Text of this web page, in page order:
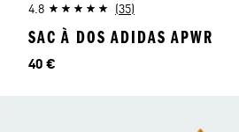
4.8 (35)
SAC À DOS ADIDAS APWR
Prix
40 €